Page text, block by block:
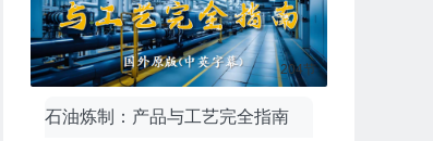
204节
石油炼制：产品与工艺完全指南